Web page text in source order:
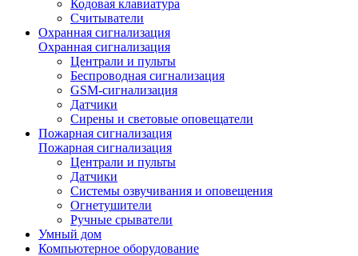
Кодовая клавиатура
Считыватели
Охранная сигнализация
Охранная сигнализация
Централи и пульты
Беспроводная сигнализация
GSM-сигнализация
Датчики
Сирены и световые оповещатели
Пожарная сигнализация
Пожарная сигнализация
Централи и пульты
Датчики
Системы озвучивания и оповещения
Огнетушители
Ручные срыватели
Умный дом
Компьютерное оборудование